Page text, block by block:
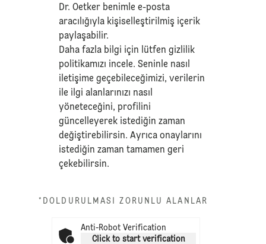
Dr. Oetker benimle e-posta
aracılığıyla kişiselleştirilmiş içerik
paylaşabilir.
Daha fazla bilgi için lütfengizlilik
politikamızı incele. Seninle nasıl
iletişime geçebileceğimizi, verilerin
ile ilgi alanlarınızı nasıl
yöneteceğini, profilini
güncelleyerek istediğin zaman
değiştirebilirsin. Ayrıca onaylarını
istediğin zaman tamamen geri
çekebilirsin.
*DOLDURULMASI ZORUNLU ALANLAR
Anti-Robot Verification
Click to start verification